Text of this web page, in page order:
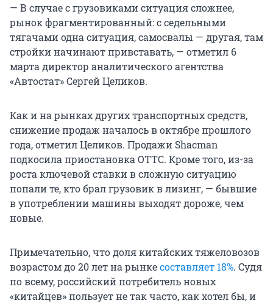
— В случае с грузовиками ситуация сложнее,
рынок фрагментированный: с седельными
тягачами одна ситуация, самосвалы — другая, там
стройки начинают привставать, — отметил 6
марта директор аналитического агентства
«Автостат» Сергей Целиков.
Как и на рынках других транспортных средств,
снижение продаж началось в октябре прошлого
года, отметил Целиков. Продажи Shacman
подкосила приостановка ОТТС. Кроме того, из-за
роста ключевой ставки в сложную ситуацию
попали те, кто брал грузовик в лизинг, — бывшие
в употреблении машины выходят дороже, чем
новые.
Примечательно, что доля китайских тяжеловозов
возрастом до 20 лет на рынкесоставляет 18%. Судя
по всему, российский потребитель новых
«китайцев» пользует не так часто, как хотел бы, и